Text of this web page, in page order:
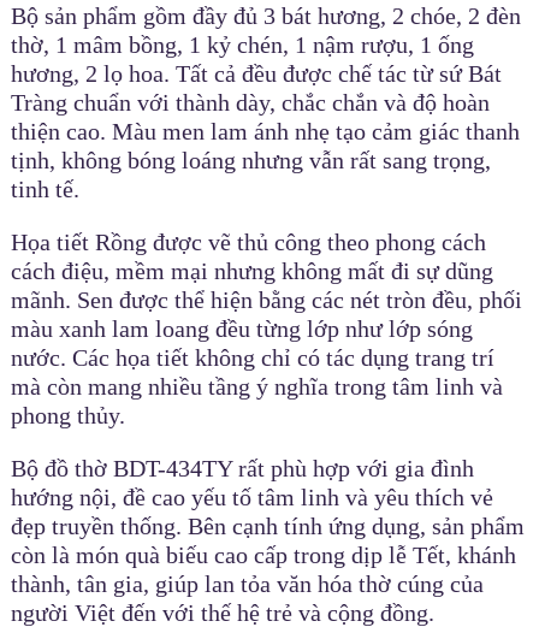
Bộ sản phẩm gồm đầy đủ 3 bát hương, 2 chóe, 2 đèn
thờ, 1 mâm bồng, 1 kỷ chén, 1 nậm rượu, 1 ống
hương, 2 lọ hoa. Tất cả đều được chế tác từ sứ Bát
Tràng chuẩn với thành dày, chắc chắn và độ hoàn
thiện cao. Màu men lam ánh nhẹ tạo cảm giác thanh
tịnh, không bóng loáng nhưng vẫn rất sang trọng,
tinh tế.
Họa tiết Rồng được vẽ thủ công theo phong cách
cách điệu, mềm mại nhưng không mất đi sự dũng
mãnh. Sen được thể hiện bằng các nét tròn đều, phối
màu xanh lam loang đều từng lớp như lớp sóng
nước. Các họa tiết không chỉ có tác dụng trang trí
mà còn mang nhiều tầng ý nghĩa trong tâm linh và
phong thủy.
Bộ đồ thờ BDT-434TY rất phù hợp với gia đình
hướng nội, đề cao yếu tố tâm linh và yêu thích vẻ
đẹp truyền thống. Bên cạnh tính ứng dụng, sản phẩm
còn là món quà biếu cao cấp trong dịp lễ Tết, khánh
thành, tân gia, giúp lan tỏa văn hóa thờ cúng của
người Việt đến với thế hệ trẻ và cộng đồng.